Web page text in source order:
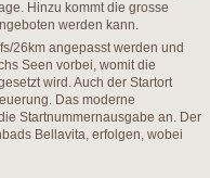
Hinzu kommt die grosse
werden kann.
26km angepasst werden und
Seen vorbei, womit die
wird. Auch der Startort
Das moderne
Startnummernausgabe an. Der
Bellavita, erfolgen, wobei